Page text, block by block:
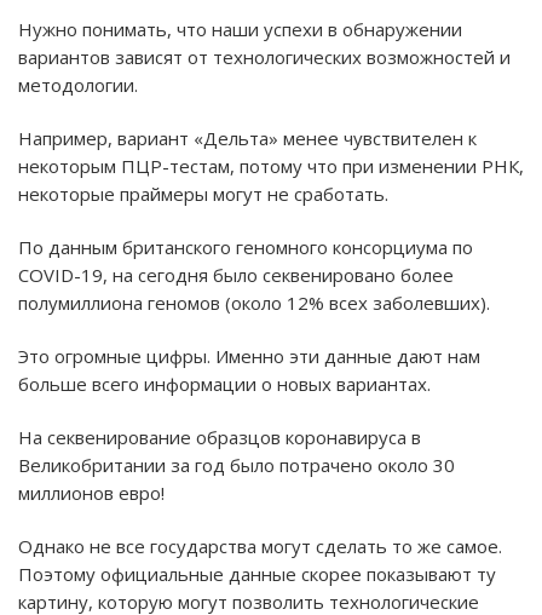
Нужно понимать, что наши успехи в обнаружении
вариантов зависят от технологических возможностей и
методологии.
Например, вариант «Дельта» менее чувствителен к
некоторым ПЦР-тестам, потому что при изменении РНК,
некоторые праймеры могут не сработать.
По данным британского геномного консорциума по
COVID-19, на сегодня было секвенировано более
полумиллиона геномов (около 12% всех заболевших).
Это огромные цифры. Именно эти данные дают нам
больше всего информации о новых вариантах.
На секвенирование образцов коронавируса в
Великобритании за год было потрачено около 30
миллионов евро!
Однако не все государства могут сделать то же самое.
Поэтому официальные данные скорее показывают ту
картину, которую могут позволить технологические